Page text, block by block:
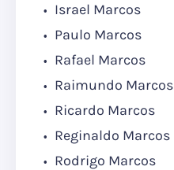
Israel Marcos
Paulo Marcos
Rafael Marcos
Raimundo Marcos
Ricardo Marcos
Reginaldo Marcos
Rodrigo Marcos